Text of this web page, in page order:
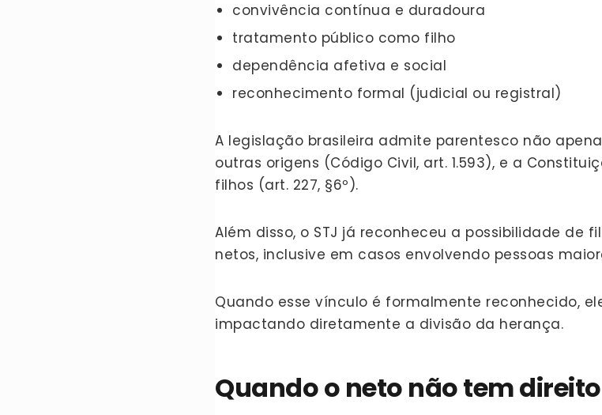
convivência contínua e duradoura
tratamento público como filho
dependência afetiva e social
reconhecimento formal (judicial ou registral)
A legislação brasileira admite parentesco não
outras origens (Código Civil, art. 1.593), e a
filhos (art. 227, §6º).
Além disso, o STJ já reconheceu a possibilidade de
netos, inclusive em casos envolvendo pessoas
Quando esse vínculo é formalmente reconhecido,
impactando diretamente a divisão da herança.
Quando o neto não tem